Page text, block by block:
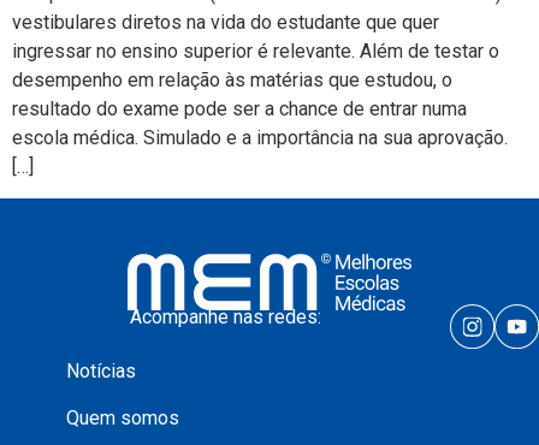
vestibulares diretos na vida do estudante que quer
ingressar no ensino superior é relevante. Além de testar o
desempenho em relação às matérias que estudou, o
resultado do exame pode ser a chance de entrar numa
escola médica. Simulado e a importância na sua aprovação.
[…]
Acompanhe nas redes:
Notícias
Quem somos